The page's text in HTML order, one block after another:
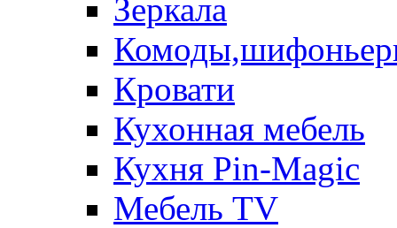
Зеркала
Кровати
Кухонная мебель
Кухня Pin-Magic
Мебель TV